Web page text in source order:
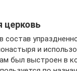
церковь
состав
и
был выстроен в